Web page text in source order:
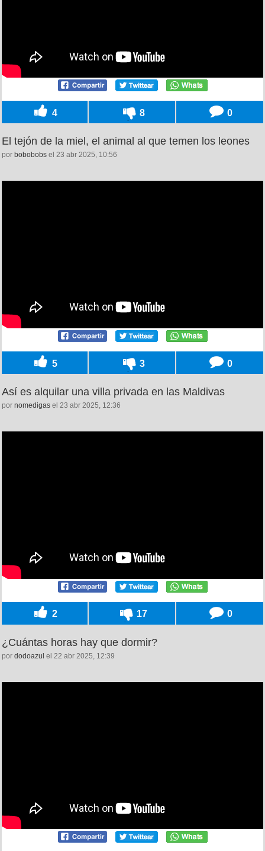
4 8 0
El tejón de la miel, el animal al que temen los leones
por bobobobs el 23 abr 2025, 10:56
5 3 0
Así es alquilar una villa privada en las Maldivas
por nomedigas el 23 abr 2025, 12:36
2 17 0
¿Cuántas horas hay que dormir?
por dodoazul el 22 abr 2025, 12:39